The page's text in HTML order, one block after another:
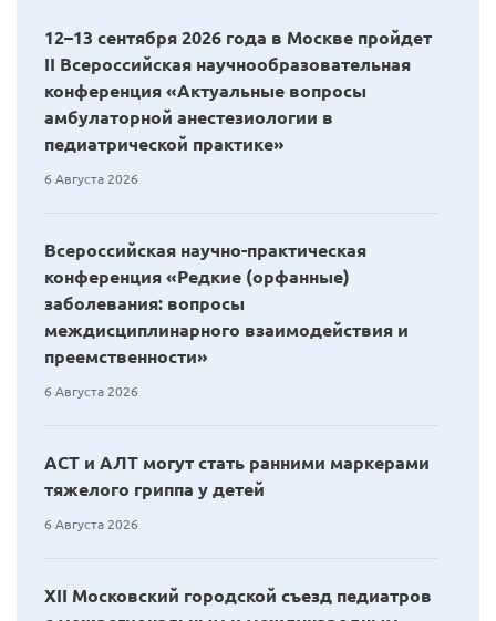
12–13 сентября 2026 года в Москве пройдет
II Всероссийская научнообразовательная
конференция «Актуальные вопросы
амбулаторной анестезиологии в
педиатрической практике»
6 Августа 2026
Всероссийская научно-практическая
конференция «Редкие (орфанные)
заболевания: вопросы
междисциплинарного взаимодействия и
преемственности»
6 Августа 2026
АСТ и АЛТ могут стать ранними маркерами
тяжелого гриппа у детей
6 Августа 2026
XII Московский городской съезд педиатров